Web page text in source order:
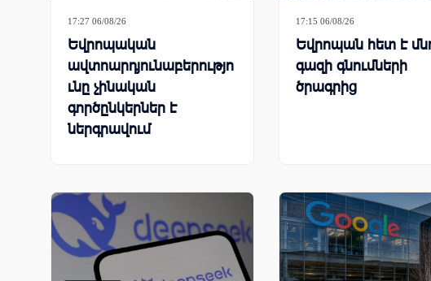
17:27 06/08/26
Եվրոպական
ավտոարդյունաբերությո
ւնը չինական
գործընկերներ է
ներգրավում
17:15 06/08/26
Եվրոպան հետ է
գազի գնումների
ծրագրից